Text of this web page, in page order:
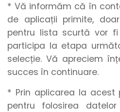
* Vă informăm că în
de aplicații primite,
pentru lista scurtă vor
participa la etapa
selecție. Vă apreciem
succes în continuare.
* Prin aplicarea la acest
pentru folosirea